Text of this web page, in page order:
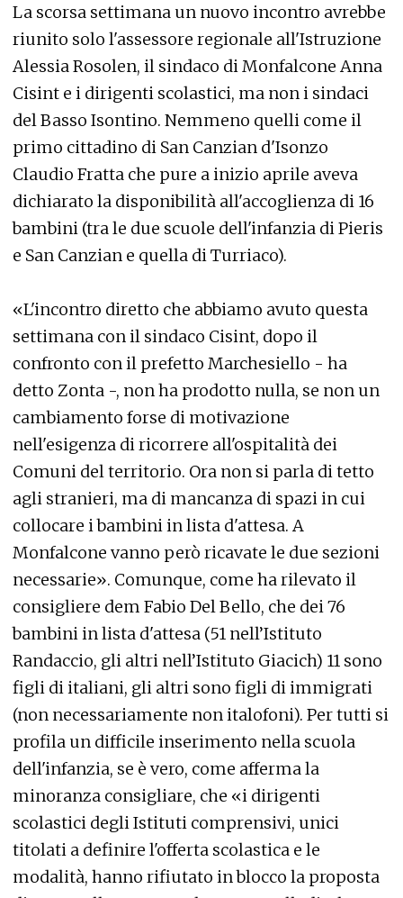
La scorsa settimana un nuovo incontro avrebbe
riunito solo l'assessore regionale all'Istruzione
Alessia Rosolen, il sindaco di Monfalcone Anna
Cisint e i dirigenti scolastici, ma non i sindaci
del Basso Isontino. Nemmeno quelli come il
primo cittadino di San Canzian d'Isonzo
Claudio Fratta che pure a inizio aprile aveva
dichiarato la disponibilità all'accoglienza di 16
bambini (tra le due scuole dell'infanzia di Pieris
e San Canzian e quella di Turriaco).
«L'incontro diretto che abbiamo avuto questa
settimana con il sindaco Cisint, dopo il
confronto con il prefetto Marchesiello - ha
detto Zonta -, non ha prodotto nulla, se non un
cambiamento forse di motivazione
nell'esigenza di ricorrere all'ospitalità dei
Comuni del territorio. Ora non si parla di tetto
agli stranieri, ma di mancanza di spazi in cui
collocare i bambini in lista d'attesa. A
Monfalcone vanno però ricavate le due sezioni
necessarie». Comunque, come ha rilevato il
consigliere dem Fabio Del Bello, che dei 76
bambini in lista d'attesa (51 nell’Istituto
Randaccio, gli altri nell’Istituto Giacich) 11 sono
figli di italiani, gli altri sono figli di immigrati
(non necessariamente non italofoni). Per tutti si
profila un difficile inserimento nella scuola
dell'infanzia, se è vero, come afferma la
minoranza consigliare, che «i dirigenti
scolastici degli Istituti comprensivi, unici
titolati a definire l'offerta scolastica e le
modalità, hanno rifiutato in blocco la proposta